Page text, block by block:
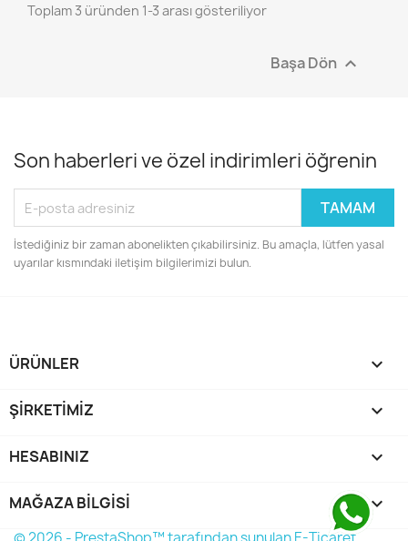
Toplam 3 üründen 1-3 arası gösteriliyor
Başa Dön 
Son haberleri ve özel indirimleri öğrenin
İstediğiniz bir zaman abonelikten çıkabilirsiniz. Bu amaçla, lütfen yasal
uyarılar kısmındaki iletişim bilgilerimizi bulun.
ÜRÜNLER 
ŞIRKETIMIZ 
HESABINIZ 
MAĞAZA BILGISI keyboard_arrow_down